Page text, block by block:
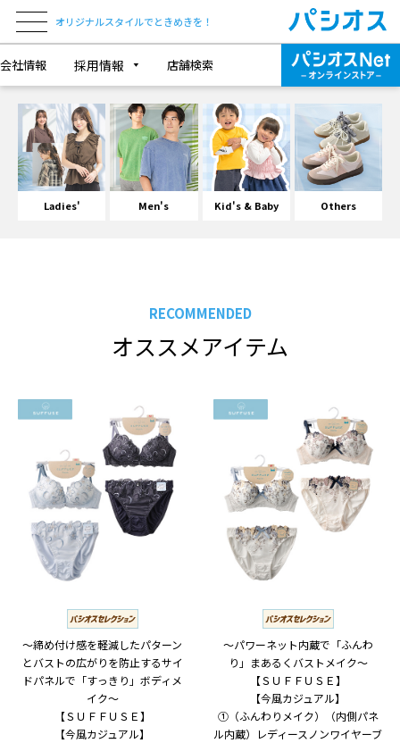
オリジナルスタイルでときめきを！
会社情報 採用情報 店舗検索
Ladies' Men's Kid's & Baby Others
RECOMMENDED
オススメアイテム
～締め付け感を軽減したパターン
とバストの広がりを防止するサイ
ドパネルで「すっきり」ボディメ
イク～
【ＳＵＦＦＵＳＥ】
【今風カジュアル】
～パワーネット内蔵で「ふんわ
り」まあるくバストメイク～
【ＳＵＦＦＵＳＥ】
【今風カジュアル】
①（ふんわりメイク）（内側パネ
ル内蔵）レディースノンワイヤーブ